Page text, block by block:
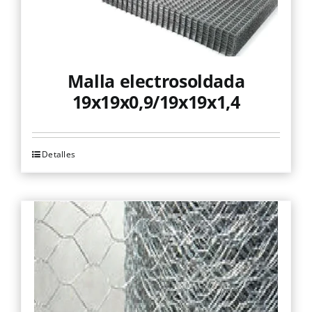
Malla electrosoldada
19x19x0,9/19x19x1,4
Este
producto
tiene
múltiples
variantes.
Las
opciones
se
Detalles